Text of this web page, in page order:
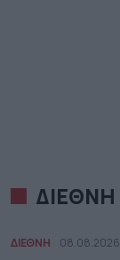
ΔΙΕΘΝΗ
ΔΙΕΘΝΗ 08.08.2026